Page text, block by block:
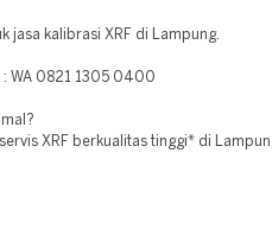
jasa kalibrasi XRF di Lampung.
: WA 0821 1305 0400
XRF berkualitas tinggi* di